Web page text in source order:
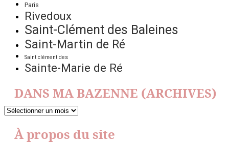
Paris
Rivedoux
Saint-Clément des Baleines
Saint-Martin de Ré
Saint clément des
Sainte-Marie de Ré
DANS MA BAZENNE (ARCHIVES)
DANS
BAZENNE
(ARCHIVES)
À propos du site